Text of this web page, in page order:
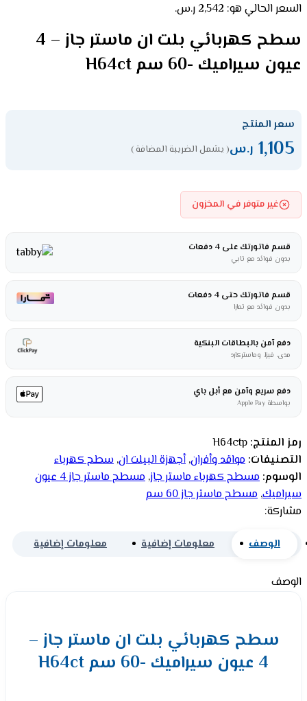
السعر الحالي هو: 2,542 ر.س.
سطح كهربائي بلت ان ماستر جاز – 4
عيون سيراميك -60 سم H64ct
سعر المنتج
1,105 ر.س( يشمل الضريبة المضافة )
غير متوفر في المخزون
قسم فاتورتك على 4 دفعات
بدون فوائد مع تابي
قسم فاتورتك حتى 4 دفعات
بدون فوائد مع تمارا
دفع آمن بالبطاقات البنكية
مدى، فيزا، وماستركارد
دفع سريع وآمن مع أبل باي
بواسطة Apple Pay
رمز المنتج: H64ctp
التصنيفات: مواقد وأفران, أجهزة البيلت ان, سطح كهرباء
الوسوم: مسطح كهرباء ماستر جاز,
مسطح ماستر جاز 4 عيون
سيراميك, مسطح ماستر جاز 60 سم
مشاركة:
الوصف معلومات إضافية معلومات إضافية
الوصف
سطح كهربائي بلت ان ماستر جاز –
4 عيون سيراميك -60 سم
H64ct